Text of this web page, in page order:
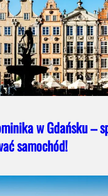
w Gdańsku –
samochód!